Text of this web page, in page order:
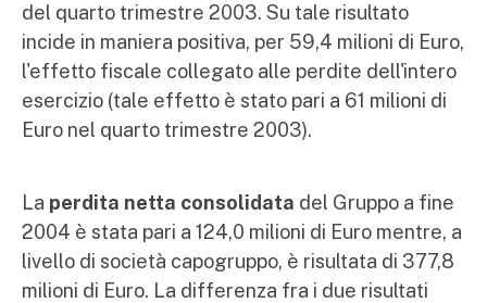
del quarto trimestre 2003. Su tale risultato
incide in maniera positiva, per 59,4 milioni di Euro,
l'effetto fiscale collegato alle perdite dell'intero
esercizio (tale effetto è stato pari a 61 milioni di
Euro nel quarto trimestre 2003).
La perdita netta consolidata del Gruppo a fine
2004 è stata pari a 124,0 milioni di Euro mentre, a
livello di società capogruppo, è risultata di 377,8
milioni di Euro. La differenza fra i due risultati